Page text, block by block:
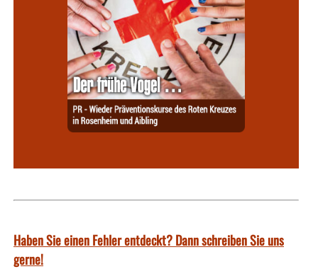
Haben Sie einen Fehler entdeckt? Dann schreiben Sie uns
gerne!